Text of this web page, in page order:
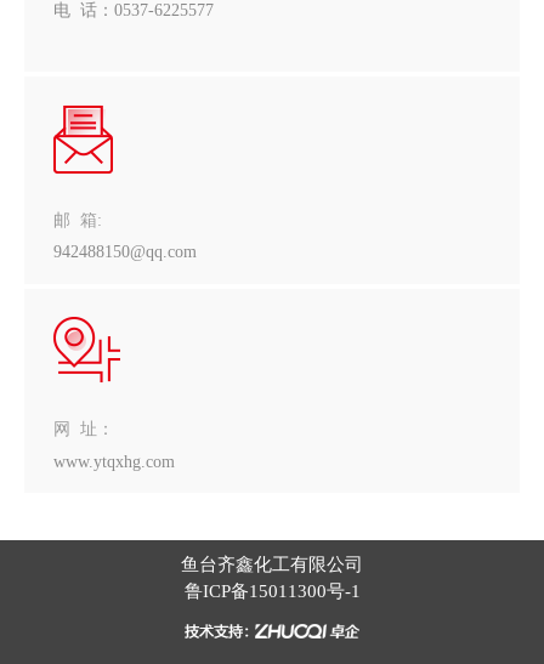
电 话：0537-6225577
邮 箱:
942488150@qq.com
网 址：
www.ytqxhg.com
鱼台齐鑫化工有限公司
鲁ICP备15011300号-1